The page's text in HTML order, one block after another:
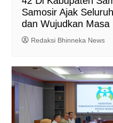
Samosir Ajak
dan Wujudkan Masa
Redaksi Bhinneka News